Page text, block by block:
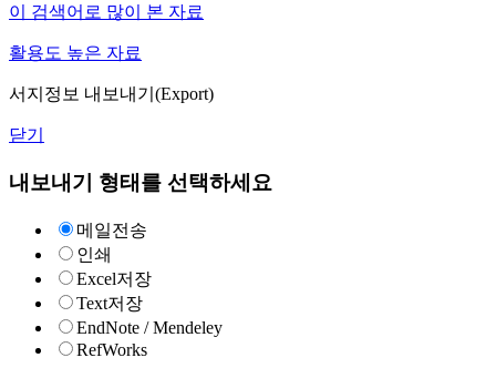
이 검색어로 많이 본 자료
활용도 높은 자료
서지정보 내보내기(Export)
닫기
내보내기 형태를 선택하세요
메일전송
인쇄
Excel저장
Text저장
EndNote / Mendeley
RefWorks